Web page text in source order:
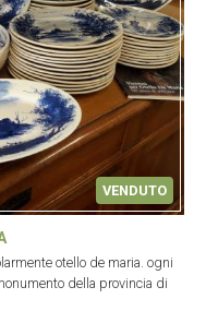
VENDUTO
otello de maria. ogni
della provincia di